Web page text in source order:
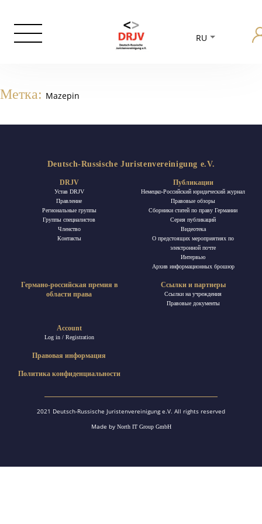
RU
Метка: Mazepin
Deutsch-Russische Juristenvereinigung e.V.
DRJV
Устав DRJV
Правление
Региональные группы
Группы специалистов
Членство
Контакты
Публикации
Немецко-Российский юридический журнал
Правовые обзоры
Сборники статей по праву Германии
Ceрия публикаций
Видеотека
О предстоящих мероприятиях по
электронной почте
Интервью
Архив информационных брошюр
Германо-российская премия в
области права
Account
Log in / Registration
Ссылки и партнеры
Ссылки на учреждения
Правовые документы
Правовая информация
Политика конфиденциальности
2021 Deutsch-Russische Juristenvereinigung e.V. All rights reserved
Made by North IT Group GmbH